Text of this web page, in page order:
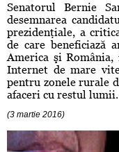
Senatorul Bernie
desemnarea
prezidenţiale, a
de care beneficiază
America şi
Internet de mare
pentru zonele rurale
afaceri cu restul
(3 martie 2016)